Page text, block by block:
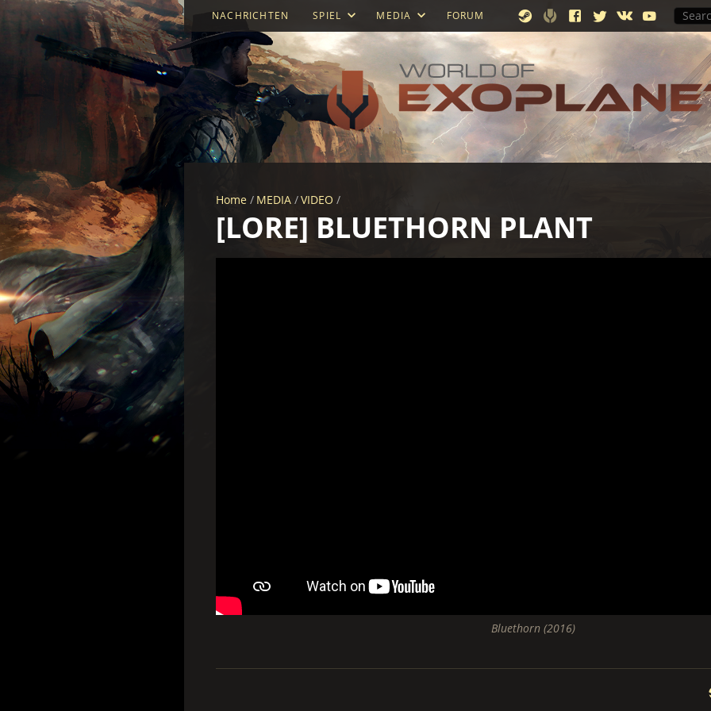
NACHRICHTEN SPIEL MEDIA FORUM
Home MEDIA VIDEO
[LORE] BLUETHORN PLANT
Bluethorn (2016)